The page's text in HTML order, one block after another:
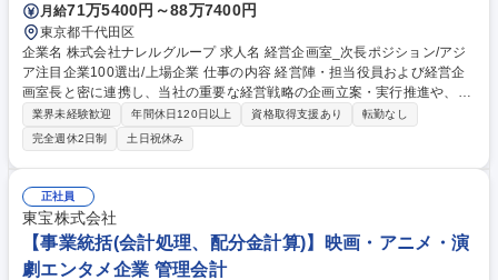
月給71万5400円～88万7400円
東京都千代田区
企業名 株式会社ナレルグループ 求人名 経営企画室_次長ポジション/アジ
ア注目企業100選出/上場企業 仕事の内容 経営陣・担当役員および経営企
画室長と密に連携し、当社の重要な経営戦略の企画立案・実行推進や、社
内の重要プロジェクトの牽引を担当いただける次長クラスを募集します。
■経営課題の抽出および改善施策の立案・実行 ■中期経営計画に基づく重
点戦略の企画立案・実行推進 ■全社横断プロジェクトの企画・統括 ■経営
陣への提言および意思決定支援 ■経営企画機能の高度化 ■特命事項への対
応 募集職種 経営企画室_次長ポジション/アジア注目企業100選出/上場企
業
業界未経験歓迎 年間休日120日以上 資格取得支援あり
転勤なし
完全週休2日制
土日祝休み
正社員
東宝株式会社
【事業統括(会計処理、配分金計算)】映画・アニメ・演
劇エンタメ企業 管理会計